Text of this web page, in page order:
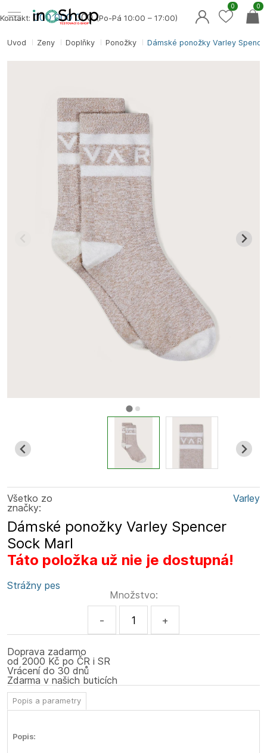
Úvod Ženy Doplňky Ponožky Dámské ponožky Varley
Všetko zo
značky:
Varley
Dámské ponožky Varley Spencer
Sock Marl
Táto položka už nie je dostupná!
Strážny pes
Množstvo:
- +
Doprava zadarmo
od 2000 Kč po ČR i SR
Vrácení do 30 dnů
Zdarma v našich buticích
Popis a parametry
Popis:
Kontakt: 000 000 000(Po-Pá 10:00 – 17:00)
0
0